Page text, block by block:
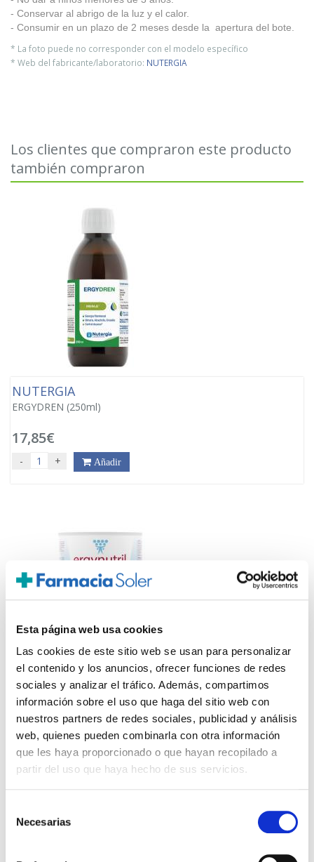
Esta página web usa cookies
Las cookies de este sitio web se usan para personalizar
el contenido y los anuncios, ofrecer funciones de redes
sociales y analizar el tráfico. Además, compartimos
información sobre el uso que haga del sitio web con
nuestros partners de redes sociales, publicidad y análisis
web, quienes pueden combinarla con otra información
que les haya proporcionado o que hayan recopilado a
partir del uso que haya hecho de sus servicios.
Necesarias
- Conservar al abrigo de la luz y el calor.
- Consumir en un plazo de 2 meses desde la apertura del bote.
* La foto puede no corresponder con el modelo específico
* Web del fabricante/laboratorio: NUTERGIA
Los clientes que compraron este producto
también compraron
NUTERGIA
ERGYDREN (250ml)
17,85€
- + Añadir
NUTERGIA
Ergynutril Cappuccino Bote (300g)
23,80€
- + Añadir